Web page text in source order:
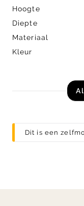
Hoogte
Diepte
Materiaal
Kleur
Dit is een